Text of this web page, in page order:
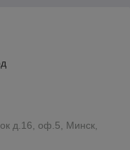
д.16, оф.5, Минск,